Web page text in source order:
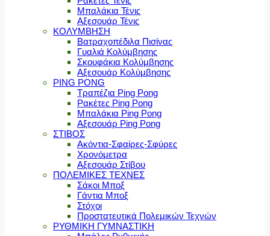
Μπαλάκια Τένις
Αξεσουάρ Τένις
ΚΟΛΥΜΒΗΣΗ
Βατραχοπέδιλα Πισίνας
Γυαλιά Κολύμβησης
Σκουφάκια Κολύμβησης
Αξεσουάρ Κολύμβησης
PING PONG
Τραπέζια Ping Pong
Ρακέτες Ping Pong
Μπαλάκια Ping Pong
Αξεσουάρ Ping Pong
ΣΤΙΒΟΣ
Ακόντια-Σφαίρες-Σφύρες
Χρονόμετρα
Αξεσουάρ Στίβου
ΠΟΛΕΜΙΚΕΣ ΤΕΧΝΕΣ
Σάκοι Μποξ
Γάντια Μποξ
Στόχοι
Προστατευτικά Πολεμικών Τεχνών
ΡΥΘΜΙΚΗ ΓΥΜΝΑΣΤΙΚΗ